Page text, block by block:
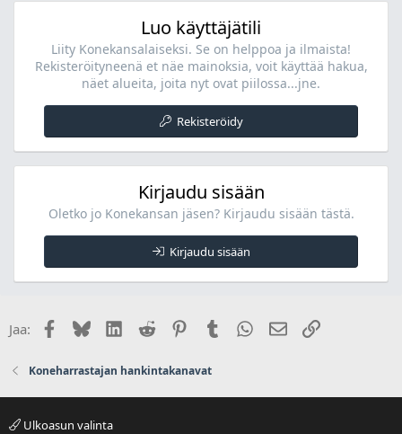
Luo käyttäjätili
Liity Konekansalaiseksi. Se on helppoa ja ilmaista!
Rekisteröityneenä et näe mainoksia, voit käyttää hakua,
näet alueita, joita nyt ovat piilossa...jne.
Rekisteröidy
Kirjaudu sisään
Oletko jo Konekansan jäsen? Kirjaudu sisään tästä.
Kirjaudu sisään
Jaa: Facebook
BlueskyLinkedIn
Reddit PinterestTumblr WhatsApp
Sähköposti
Linkki
Koneharrastajan hankintakanavat
Ulkoasun valinta